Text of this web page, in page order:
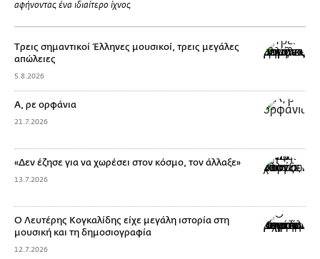
αφήνοντας ένα ιδιαίτερο ίχνος
Tρεις σημαντικοί Έλληνες μουσικοί, τρεις μεγάλες
απώλειες
5.8.2026
Α, ρε ορφάνια
21.7.2026
«Δεν έζησε για να χωρέσει στον κόσμο, τον άλλαξε»
13.7.2026
Ο Λευτέρης Κογκαλίδης είχε μεγάλη ιστορία στη
μουσική και τη δημοσιογραφία
12.7.2026